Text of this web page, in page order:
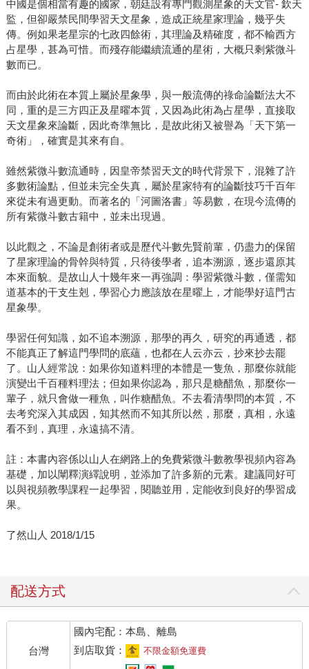
中國是個相當有趣的國家，朝廷設有專門觀測星象的天文官- 欽天
監，但卻嚴禁民間學習天文星象，造成正統星家理論，幾乎失
傳。例如果老星宗的七政四餘術，其理論及精確度，都不輸西方
占星學，甚為可惜。而殘存能繼續流通的星術，大概只剩紫微斗
數而已。
而由於此術在本質上屬於星象學，與一般流傳的祿命論斷法大不
同，重的是三方四正及星曜本質，又因為此術為占星學，直接取
天文星象來論斷，因此奇準無比，是故此術又被譽為「天下第一
奇術」，確實是其來有自。
雖然紫微斗數流通時，因皇帝禁習天文的時代背景下，混雜了許
多數術論點，但並未完全失真，屬於星家特有的論斷技巧千百年
來從未有過更動。而著名的「河圖洛書」等易數，在現今流傳的
所有紫微斗數古籍中，並未出現過。
以此觀之，不論是創術者或是歷代斗數先賢前輩，仍盡力的保留
了星家理論的骨幹與特質，只待後學者，追本溯源，逐步還原其
本來面貌。是故山人十幾年來一再強調：學習紫微斗數，僅需知
道基本的干支生剋，學習心力應該放在星曜上，才能學好這門古
星象學。
學習任何知識，如不追本溯源，那學的再久，研究的再通透，都
不能真正了解這門學問的底蘊，也都在人云亦云，抄來抄去罷
了。山人經常說：如果你知道料理的本體是一隻魚，那麼你就能
演變出千百種料理法；但如果你認為，那只是糖醋魚，那麼你一
輩子，就只會做一種魚，叫作糖醋魚。不去看清學問的本質，不
去考究深入其成因，知其然而不知其所以然，那麼，真相，永遠
看不到，真理，永遠搞不清。
註：本書內容係以山人在網路上的免費紫微斗數教學視頻內容為
基礎，加以闡釋演繹說明，並添加了許多新的元素。建議同好可
以與視頻教學課程一起學習，閱聽並用，定能收到良好的學習成
果。
了然山人 2018/1/15
配送方式
台灣
國內宅配：本島、離島
到店取貨：
不限金額免運費